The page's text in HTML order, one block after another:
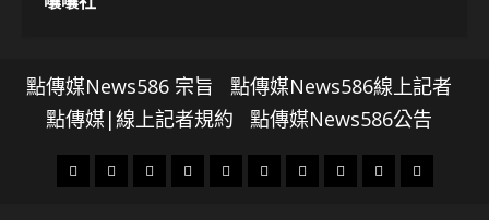
點傳媒News586 宗旨
點傳媒News586線上記者
點傳媒|線上記者規約
點傳媒News586公告
頭
財
地
文
專
娛
政
國
運
生